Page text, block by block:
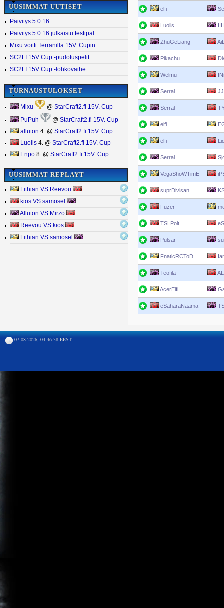
UUSIMMAT UUTISET
Päivitys 5.0.16
Päivitys 5.0.16 julkaistu testipal..
Mixu voitti Terranilla 15V. Cupin
SC2FI 15V Cup -pudotuspelit
SC2FI 15V Cup -lohkovaihe
TURNAUSTULOKSET
Mixu @ StarCraft2.fi 15V. Cup
PuPuh @ StarCraft2.fi 15V. Cup
alluton 4. @ StarCraft2.fi 15V. Cup
Luolis 4. @ StarCraft2.fi 15V. Cup
Enpo 8. @ StarCraft2.fi 15V. Cup
UUSIMMAT REPLAYT
Lithian VS Reevou
kios VS samosel
Alluton VS Mirzo
Reevou VS kios
Lithian VS samosel
elfi
Luolis
ZhuGeLiang
Pikachu
Welmu
Serral
Serral
elfi
elfi
Serral
VegaShoWTimE
suprDivisan
Fuzer
TSLPolt
Pulsar
FnaticRCToD
Teofila
AcerElfi
eSaharaNaama
07.08.2026, 04:46:38 EEST